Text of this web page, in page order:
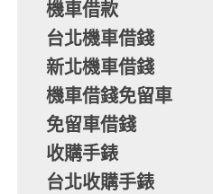
機車借款
台北機車借錢
新北機車借錢
機車借錢免留車
免留車借錢
收購手錶
台北收購手錶